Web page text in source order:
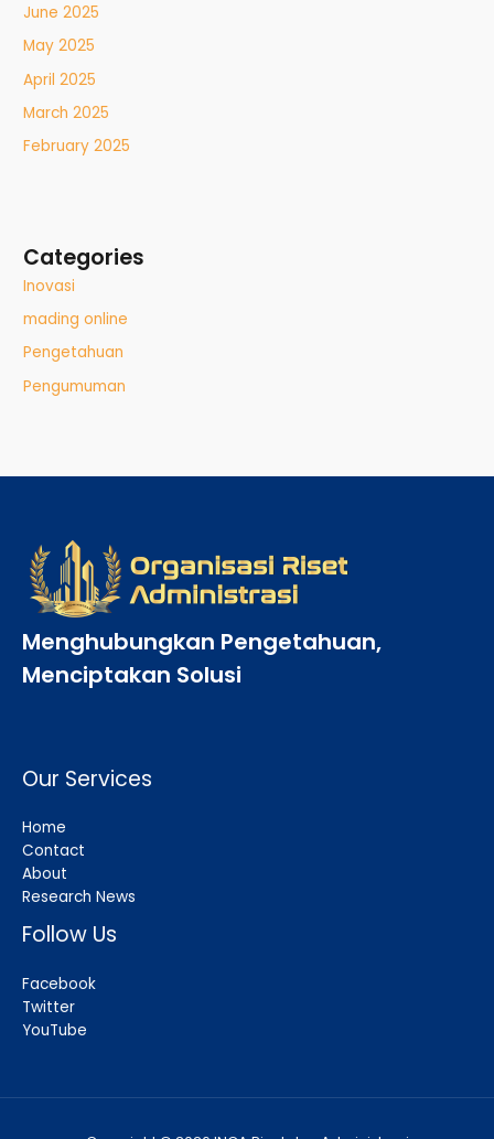
June 2025
May 2025
April 2025
March 2025
February 2025
Categories
Inovasi
mading online
Pengetahuan
Pengumuman
Menghubungkan Pengetahuan,
Menciptakan Solusi
Our Services
Home
Contact
About
Research News
Follow Us
Facebook
Twitter
YouTube